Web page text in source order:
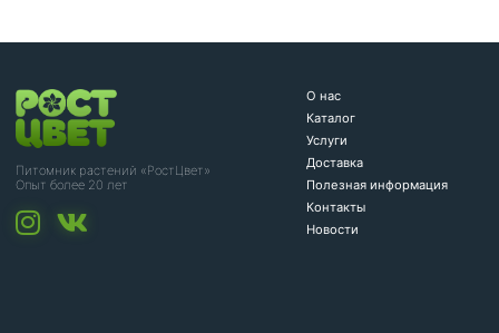
Питомник растений «РостЦвет»
Опыт более 20 лет
О нас
Каталог
Услуги
Доставка
Полезная информация
Контакты
Новости